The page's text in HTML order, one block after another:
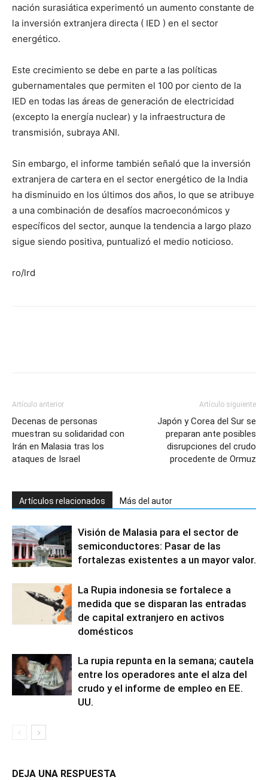
nación surasiática experimentó un aumento constante de
la inversión extranjera directa ( IED ) en el sector
energético.
Este crecimiento se debe en parte a las políticas
gubernamentales que permiten el 100 por ciento de la
IED en todas las áreas de generación de electricidad
(excepto la energía nuclear) y la infraestructura de
transmisión, subraya ANI.
Sin embargo, el informe también señaló que la inversión
extranjera de cartera en el sector energético de la India
ha disminuido en los últimos dos años, lo que se atribuye
a una combinación de desafíos macroeconómicos y
específicos del sector, aunque la tendencia a largo plazo
sigue siendo positiva, puntualizó el medio noticioso.
ro/lrd
Artículo anterior
Decenas de personas
muestran su solidaridad con
Irán en Malasia tras los
ataques de Israel
Artículo siguiente
Japón y Corea del Sur se
preparan ante posibles
disrupciones del crudo
procedente de Ormuz
Artículos relacionados Más del autor
Visión de Malasia para el sector de
semiconductores: Pasar de las
fortalezas existentes a un mayor valor.
La Rupia indonesia se fortalece a
medida que se disparan las entradas
de capital extranjero en activos
domésticos
La rupia repunta en la semana; cautela
entre los operadores ante el alza del
crudo y el informe de empleo en EE.
UU.
DEJA UNA RESPUESTA